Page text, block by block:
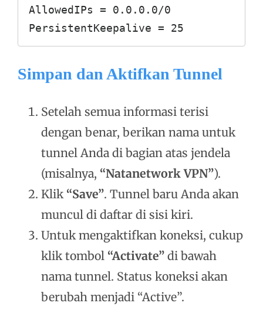
AllowedIPs = 0.0.0.0/0
PersistentKeepalive = 25
Simpan dan Aktifkan Tunnel
Setelah semua informasi terisi
dengan benar, berikan nama untuk
tunnel Anda di bagian atas jendela
(misalnya, “Natanetwork VPN”).
Klik “Save”. Tunnel baru Anda akan
muncul di daftar di sisi kiri.
Untuk mengaktifkan koneksi, cukup
klik tombol “Activate” di bawah
nama tunnel. Status koneksi akan
berubah menjadi “Active”.